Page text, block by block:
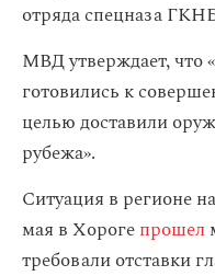
отряда спецназа
МВД утверждает, что
готовились к
целью доставили
рубежа».
Ситуация в регионе
мая в Хорогепрошел
требовали отставки